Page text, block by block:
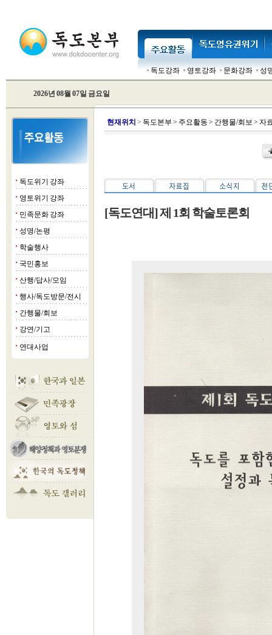
독도강좌 영토강좌 문화강좌 성
2026년 08월 07일 금요일
■ 독도위기 강좌
■ 영토위기 강좌
■ 민족문화 강좌
■ 성명/논평
■ 학술행사
■ 국민홍보
■ 산행/답사/모임
■ 행사/독도방문/전시
■ 간행물/회보
■ 강연/기고
■ 연대사업
현재위치 > 독도본부 > 주요활동 > 간행물/회보 > 자
[독도연대] 제 1회 학술토론회